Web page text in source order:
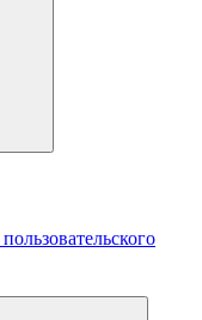
пользовательского